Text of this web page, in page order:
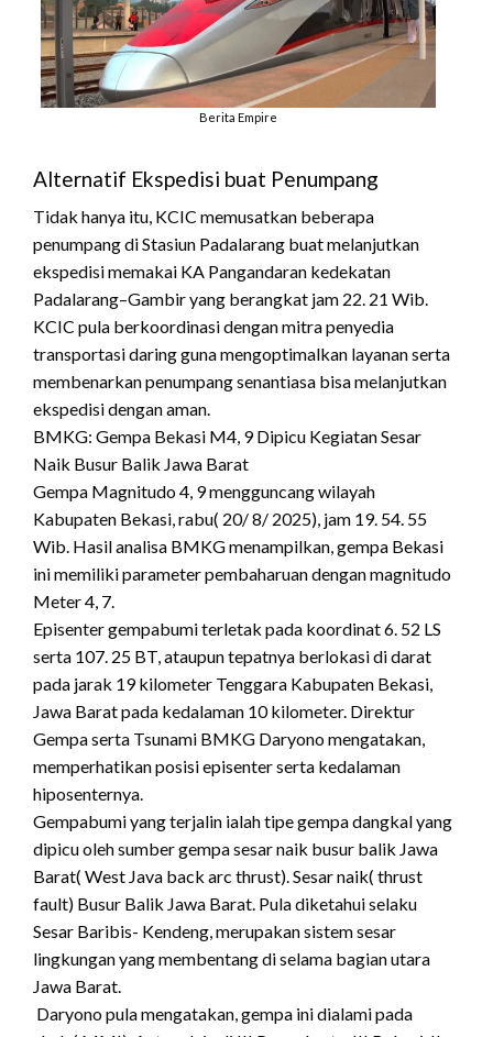
Berita Empire
Alternatif Ekspedisi buat Penumpang
Tidak hanya itu, KCIC memusatkan beberapa
penumpang di Stasiun Padalarang buat melanjutkan
ekspedisi memakai KA Pangandaran kedekatan
Padalarang–Gambir yang berangkat jam 22. 21 Wib.
KCIC pula berkoordinasi dengan mitra penyedia
transportasi daring guna mengoptimalkan layanan serta
membenarkan penumpang senantiasa bisa melanjutkan
ekspedisi dengan aman.
BMKG: Gempa Bekasi M4, 9 Dipicu Kegiatan Sesar
Naik Busur Balik Jawa Barat
Gempa Magnitudo 4, 9 mengguncang wilayah
Kabupaten Bekasi, rabu( 20/ 8/ 2025), jam 19. 54. 55
Wib. Hasil analisa BMKG menampilkan, gempa Bekasi
ini memiliki parameter pembaharuan dengan magnitudo
Meter 4, 7.
Episenter gempabumi terletak pada koordinat 6. 52 LS
serta 107. 25 BT, ataupun tepatnya berlokasi di darat
pada jarak 19 kilometer Tenggara Kabupaten Bekasi,
Jawa Barat pada kedalaman 10 kilometer. Direktur
Gempa serta Tsunami BMKG Daryono mengatakan,
memperhatikan posisi episenter serta kedalaman
hiposenternya.
Gempabumi yang terjalin ialah tipe gempa dangkal yang
dipicu oleh sumber gempa sesar naik busur balik Jawa
Barat( West Java back arc thrust). Sesar naik( thrust
fault) Busur Balik Jawa Barat. Pula diketahui selaku
Sesar Baribis- Kendeng, merupakan sistem sesar
lingkungan yang membentang di selama bagian utara
Jawa Barat.
Daryono pula mengatakan, gempa ini dialami pada